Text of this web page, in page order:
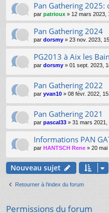
Pan Gathering 2025:
par patrioux » 12 mars 2023,
Pan Gathering 2024
par dorsmy » 23 nov. 2023,
PG2013 à Aix les
par dorsmy » 01 sept. 2023,
Pan Gathering 2022
par yvan10 » 08 févr. 2022,
Pan Gathering 2021
par pascal33 » 31 mars 2021,
Informations PAN
par HANTSCH Rene » 20 mai
Nouveau sujet
Retourner à l’index du forum
Permissions du forum